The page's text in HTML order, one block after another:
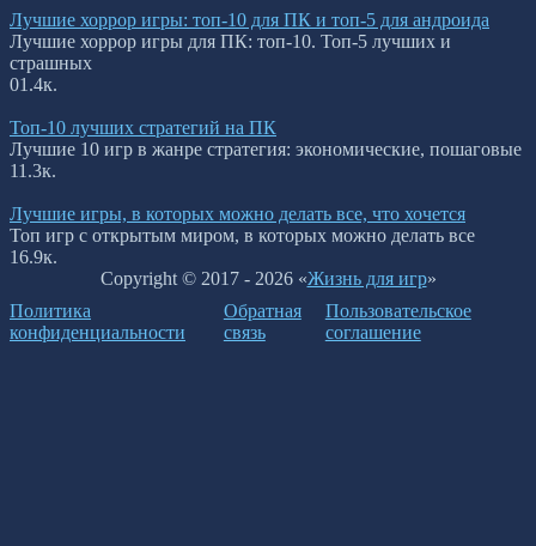
Лучшие хоррор игры: топ-10 для ПК и топ-5 для андроида
Лучшие хоррор игры для ПК: топ-10. Топ-5 лучших и
страшных
01.4к.
Топ-10 лучших стратегий на ПК
Лучшие 10 игр в жанре стратегия: экономические, пошаговые
11.3к.
Лучшие игры, в которых можно делать все, что хочется
Топ игр с открытым миром, в которых можно делать все
16.9к.
Copyright © 2017 - 2026 «Жизнь для игр»
Политика
конфиденциальности
Обратная
связь
Пользовательское
соглашение